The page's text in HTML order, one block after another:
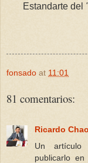
Estandarte del
fonsado at 11:01
81 comentarios:
Ricardo
Un artículo
publicarlo